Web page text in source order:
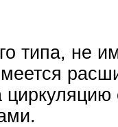
типа, не